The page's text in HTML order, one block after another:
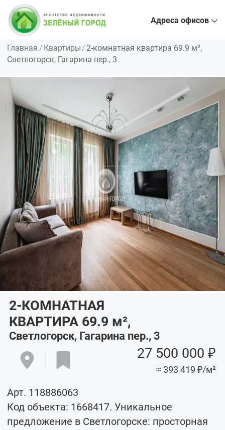
Адреса офисов
Главная Квартиры
2-комнатная квартира 69.9 м²,
Светлогорск, Гагарина пер., 3
2-КОМНАТНАЯ
КВАРТИРА 69.9 м²,
Светлогорск, Гагарина пер., 3
27 500 000 ₽
≈ 393 419 ₽/м²
Арт. 118886063
Код объекта: 1668417. Уникальное
предложение в Светлогорске: просторная